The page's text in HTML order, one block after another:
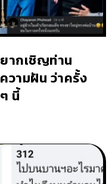
ากเชิญท่าน
วามฝัน ว่าครั้ง
นี้